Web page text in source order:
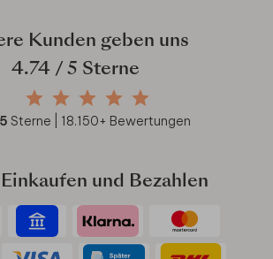
Kunden geben uns
4.74/ 5 Sterne
Sterne | 18.150+ Bewertungen
und Bezahlen